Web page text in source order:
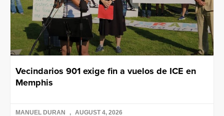
Vecindarios 901 exige fin a vuelos de ICE en
Memphis
MANUEL DURAN AUGUST 4, 2026